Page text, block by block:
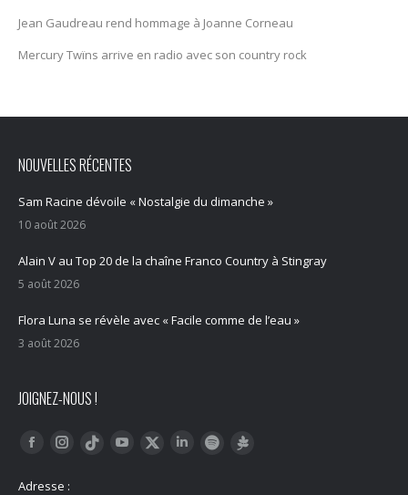
Jean Gaudreau rend hommage à Joanne Corneau
Mercury Twïns arrive en radio avec son country rock
NOUVELLES RÉCENTES
Sam Racine dévoile « Nostalgie du dimanche »
10 août 2026
Alain V au Top 20 de la chaîne Franco Country à Stingray
5 août 2026
Flora Luna se révèle avec « Facile comme de l’eau »
3 août 2026
JOIGNEZ-NOUS !
Trouvez nous sur :
FacebookInstagram
Tiktok YouTubeTwitter LinkedInSpotify
Adresse :